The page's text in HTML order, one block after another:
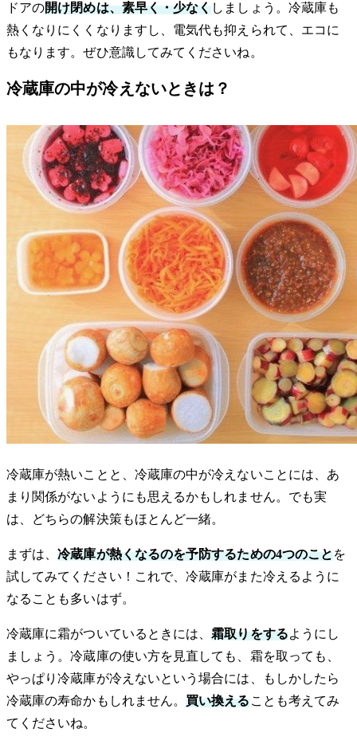
ドアの開け閉めは、素早く・少なくしましょう。冷蔵庫も
熱くなりにくくなりますし、電気代も抑えられて、エコに
もなります。ぜひ意識してみてくださいね。
冷蔵庫の中が冷えないときは？
冷蔵庫が熱いことと、冷蔵庫の中が冷えないことには、あ
まり関係がないようにも思えるかもしれません。でも実
は、どちらの解決策もほとんど一緒。
まずは、冷蔵庫が熱くなるのを予防するための4つのことを
試してみてください！これで、冷蔵庫がまた冷えるように
なることも多いはず。
冷蔵庫に霜がついているときには、霜取りをするようにし
ましょう。冷蔵庫の使い方を見直しても、霜を取っても、
やっぱり冷蔵庫が冷えないという場合には、もしかしたら
冷蔵庫の寿命かもしれません。買い換えることも考えてみ
てくださいね。